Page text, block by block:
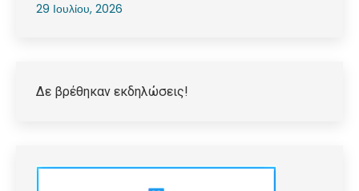
29 Ιουλίου, 2026
Δε βρέθηκαν εκδηλώσεις!